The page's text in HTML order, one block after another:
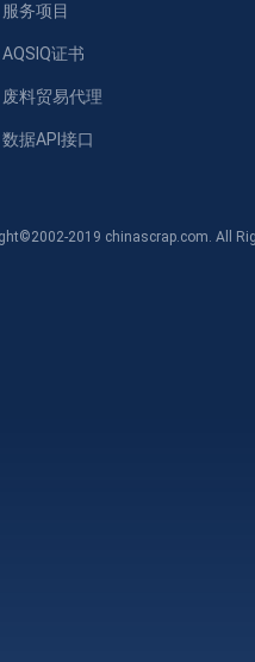
服务项目
AQSIQ证书
废料贸易代理
数据API接口
2019 chinascrap.com. All